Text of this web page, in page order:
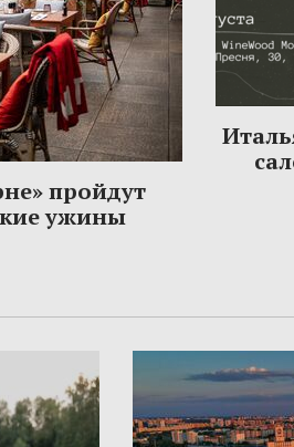
пройдут
ужины